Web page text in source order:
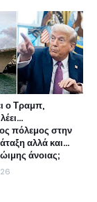
ο Τραμπ,
πόλεμος στην
αλλά και...
άνοιας;